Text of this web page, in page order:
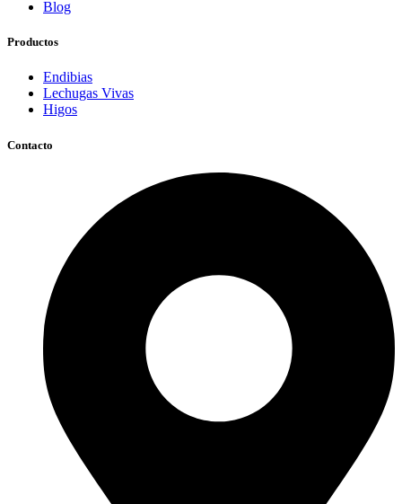
Blog
Productos
Endibias
Lechugas Vivas
Higos
Contacto